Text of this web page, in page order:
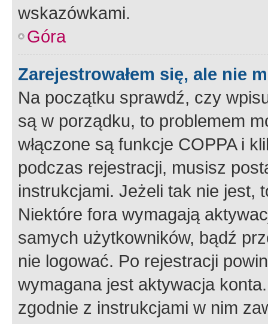
wskazówkami.
Góra
Zarejestrowałem się, ale nie
Na początku sprawdź, czy
są w porządku, to problemem
włączone są funkcje COPPA i
podczas rejestracji, musisz
instrukcjami. Jeżeli tak nie jest,
Niektóre fora wymagają
samych użytkowników, bądź
nie logować. Po rejestracji
wymagana jest aktywacja
zgodnie z instrukcjami w nim